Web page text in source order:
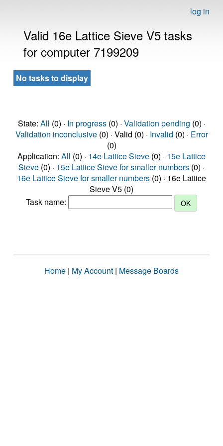
log in
Valid 16e Lattice Sieve V5 tasks
for computer 7199209
No tasks to display
State: All (0) · In progress(0) · Validation pending (0) ·
Validation inconclusive(0) · Valid (0) · Invalid (0) · Error
(0)
Application: All (0) · 14e Lattice Sieve (0) · 15e Lattice
Sieve (0) · 15e Lattice Sieve for smaller numbers (0) ·
16e Lattice Sieve for smaller numbers (0) · 16e Lattice
Sieve V5 (0)
Task name:
Home | My Account | Message Boards